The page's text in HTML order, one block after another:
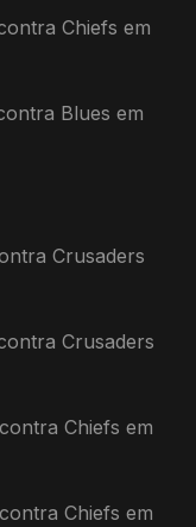
Chiefs em
Blues em
Crusaders
Crusaders
Chiefs em
Chiefs em